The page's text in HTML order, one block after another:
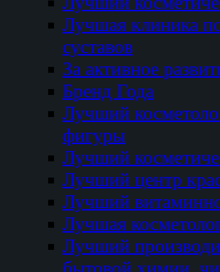
Лучшая клиника
суставов
За активное
Бренд Года
Лучший
фигуры
Лучший
Лучший центр
Лучший
Лучшая
Лучший
бытовой химии,